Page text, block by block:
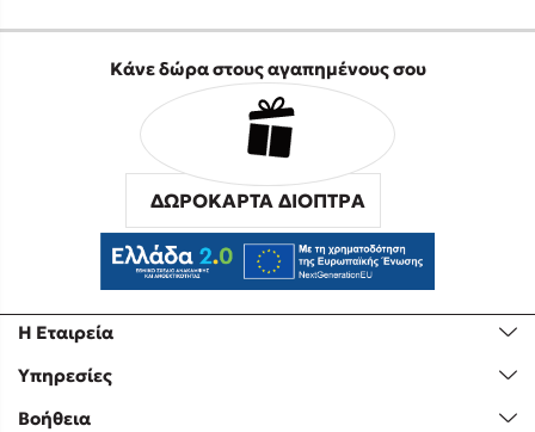
Η Εταιρεία
Υπηρεσίες
Βοήθεια
Κάνε δώρα στους αγαπημένους σου
ΔΩΡΟΚΑΡΤΑ ΔΙΟΠΤΡΑ